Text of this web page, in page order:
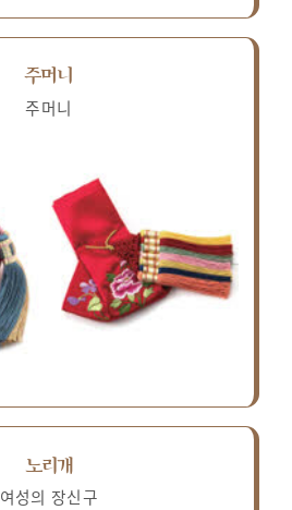
주머니
주머니
노리개
여성의 장신구